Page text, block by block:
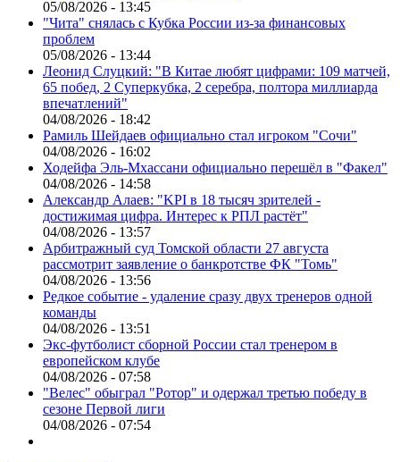
05/08/2026 - 13:45
"Чита" снялась с Кубка России из-за финансовых
проблем
05/08/2026 - 13:44
Леонид Слуцкий: "В Китае любят цифрами: 109 матчей,
65 побед, 2 Суперкубка, 2 серебра, полтора миллиарда
впечатлений"
04/08/2026 - 18:42
Рамиль Шейдаев официально стал игроком "Сочи"
04/08/2026 - 16:02
Ходейфа Эль-Мхассани официально перешёл в "Факел"
04/08/2026 - 14:58
Александр Алаев: "KPI в 18 тысяч зрителей -
достижимая цифра. Интерес к РПЛ растёт"
04/08/2026 - 13:57
Арбитражный суд Томской области 27 августа
рассмотрит заявление о банкротстве ФК "Томь"
04/08/2026 - 13:56
Редкое событие - удаление сразу двух тренеров одной
команды
04/08/2026 - 13:51
Экс-футболист сборной России стал тренером в
европейском клубе
04/08/2026 - 07:58
"Велес" обыграл "Ротор" и одержал третью победу в
сезоне Первой лиги
04/08/2026 - 07:54